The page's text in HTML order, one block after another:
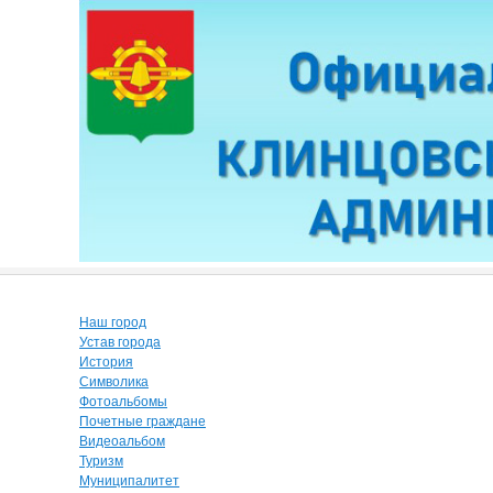
Наш город
Устав города
История
Символика
Фотоальбомы
Почетные граждане
Видеоальбом
Туризм
Муниципалитет